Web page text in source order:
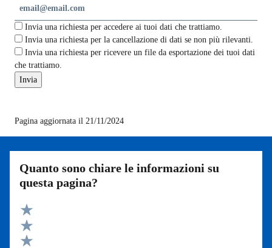
Invia una richiesta per accedere ai tuoi dati che trattiamo.
Invia una richiesta per la cancellazione di dati se non più rilevanti.
Invia una richiesta per ricevere un file da esportazione dei tuoi dati
che trattiamo.
Pagina aggiornata il 21/11/2024
Quanto sono chiare le informazioni su
questa pagina?
Valuta 5 stelle su 5
Valuta 4 stelle su 5